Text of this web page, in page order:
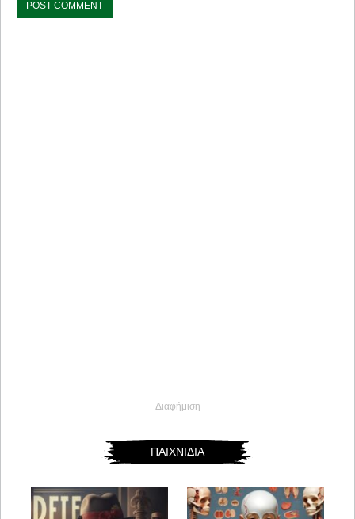
Διαφήμιση
ΠΑΙΧΝΙΔΙΑ